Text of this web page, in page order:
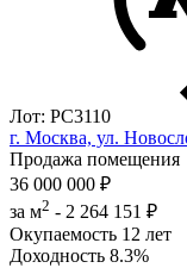
Лот: РС3110
г. Москва, ул.
Продажа помещения
36 000 000 ₽
за м2 - 2 264 151 ₽
Окупаемость 12 лет
Доходность 8.3%